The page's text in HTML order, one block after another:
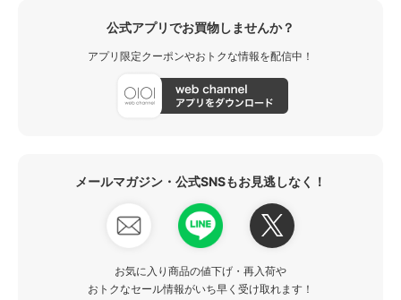
公式アプリでお買物しませんか？
アプリ限定クーポンやおトクな情報を配信中！
メールマガジン・公式SNSもお見逃しなく！
お気に入り商品の値下げ・再入荷や
おトクなセール情報がいち早く受け取れます！